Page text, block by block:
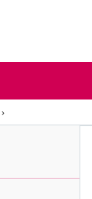
›